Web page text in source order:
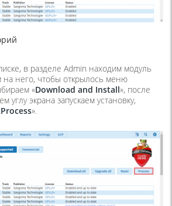
в разделе Admin находим модуль
на него, чтобы открылось меню
«Download and Install», после
углу экрана запускаем установку,
Process».